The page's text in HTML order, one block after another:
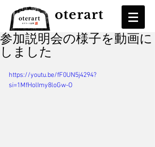
oterart
参加説明会の様子を動画に
しました
https://youtu.be/fF0UN5j4294?
si=1MfHolImy8loGw-O